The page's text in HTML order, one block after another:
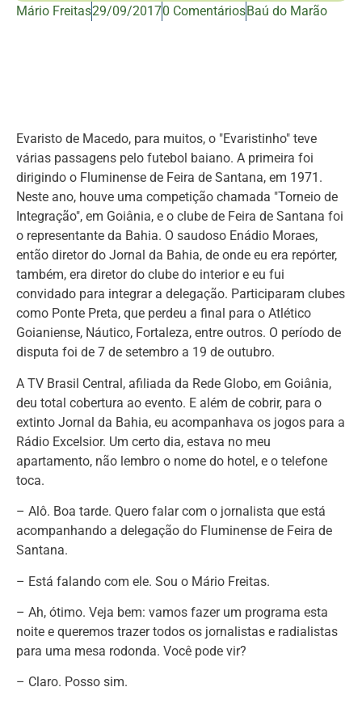
Mário Freitas29/09/20170 ComentáriosBaú do Marão
Evaristo de Macedo, para muitos, o "Evaristinho" teve
várias passagens pelo futebol baiano. A primeira foi
dirigindo o Fluminense de Feira de Santana, em 1971.
Neste ano, houve uma competição chamada "Torneio de
Integração", em Goiânia, e o clube de Feira de Santana foi
o representante da Bahia. O saudoso Enádio Moraes,
então diretor do Jornal da Bahia, de onde eu era repórter,
também, era diretor do clube do interior e eu fui
convidado para integrar a delegação. Participaram clubes
como Ponte Preta, que perdeu a final para o Atlético
Goianiense, Náutico, Fortaleza, entre outros. O período de
disputa foi de 7 de setembro a 19 de outubro.
A TV Brasil Central, afiliada da Rede Globo, em Goiânia,
deu total cobertura ao evento. E além de cobrir, para o
extinto Jornal da Bahia, eu acompanhava os jogos para a
Rádio Excelsior. Um certo dia, estava no meu
apartamento, não lembro o nome do hotel, e o telefone
toca.
– Alô. Boa tarde. Quero falar com o jornalista que está
acompanhando a delegação do Fluminense de Feira de
Santana.
– Está falando com ele. Sou o Mário Freitas.
– Ah, ótimo. Veja bem: vamos fazer um programa esta
noite e queremos trazer todos os jornalistas e radialistas
para uma mesa rodonda. Você pode vir?
– Claro. Posso sim.